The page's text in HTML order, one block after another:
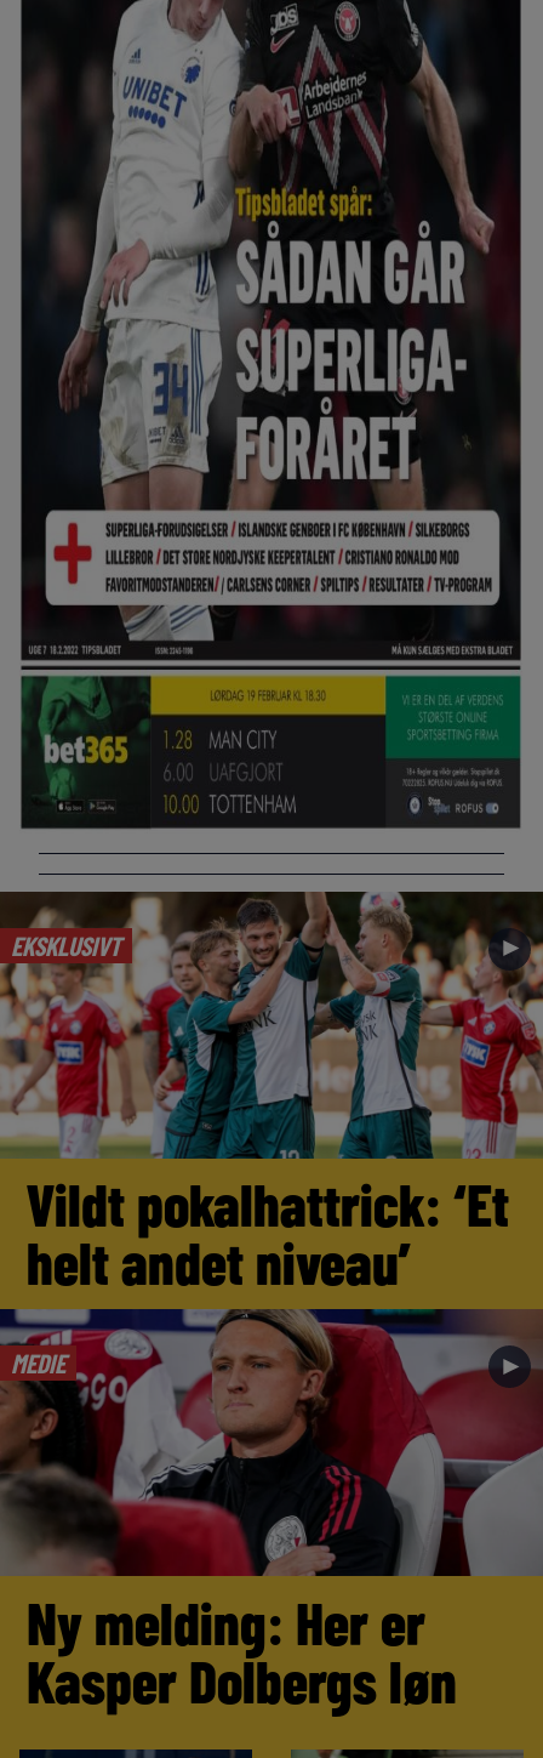
EKSKLUSIVT ►
Vildt pokalhattrick: ‘Et
helt andet niveau’
MEDIE ►
Ny melding: Her er
Kasper Dolbergs løn